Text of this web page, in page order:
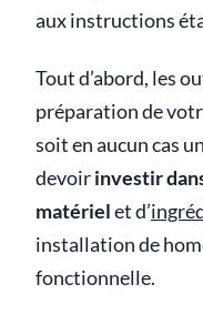
aux instructions
Tout d’abord, les
préparation de
soit en aucun cas
devoirinvestir
matérielet d’
installation de
fonctionnelle.